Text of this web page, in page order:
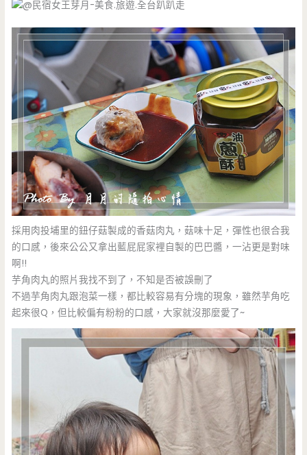
採用肉投埔里的鈕仔菇製成的香菇肉丸，菇味十足，彈性也很合我
的口感，後來公公又拿出藍屁屁家裡自製的巴巴醬，一沾更是對味
啊!!
芋角肉丸的照片我找不到了，不知是否被誤刪了
不過芋角肉丸跟泡菜一樣，都比較容易有分塊的現象，雖然芋角吃
起來很Q，但比較偏有粉粉的口感，大家就沒那麼愛了~